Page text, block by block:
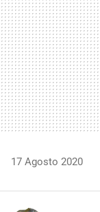
17 Agosto 2020